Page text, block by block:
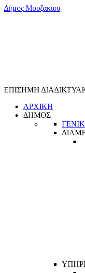
Δήμος Μουζακίου
ΕΠΙΣΗΜΗ
ΑΡΧΙΚΗ
ΔΗΜΟΣ